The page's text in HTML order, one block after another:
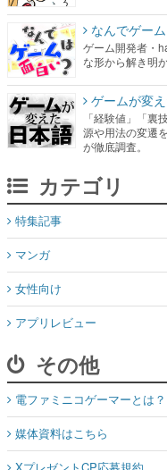
なんでゲー
ゲーム開発者・
な形から解き明
ゲームが変
「経験値」「
源や用法の変遷
が徹底調査。
カテゴリ
特集記事
マンガ
女性向け
アプリレビュー
その他
電ファミニコゲーマーとは？
媒体資料はこちら